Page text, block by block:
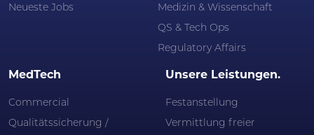
Neueste Jobs
Medizin & Wissenschaft
QS & Tech Ops
Regulatory Affairs
MedTech
Commercial
Qualitätssicherung /
Unsere Leistungen.
Festanstellung
Vermittlung freier